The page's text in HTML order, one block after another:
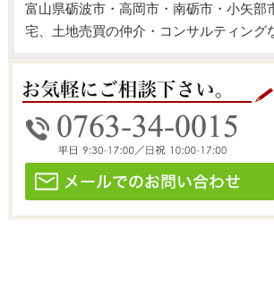
富山県砺波市・高岡市・南砺市・小矢
宅、土地売買の仲介・コンサルティング